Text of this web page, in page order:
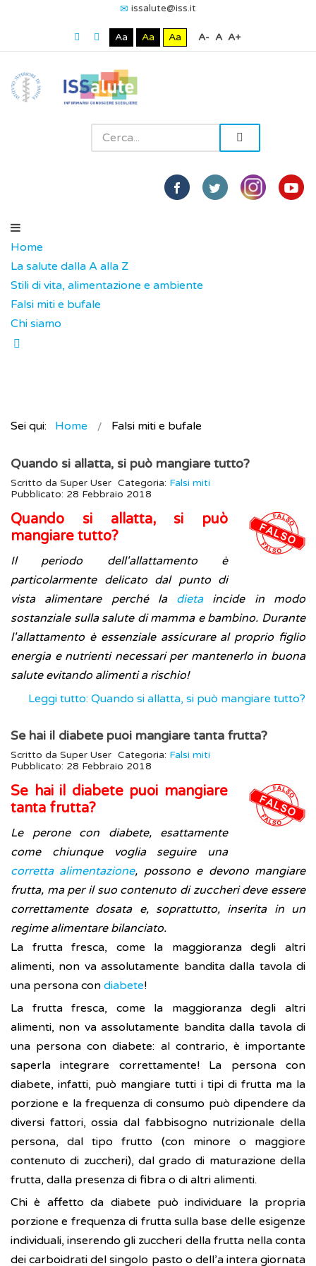
issalute@iss.it
Aa Aa Aa A- A A+
Home
La salute dalla A alla Z
Stili di vita, alimentazione e ambiente
Falsi miti e bufale
Chi siamo
Sei qui: Home Falsi miti e bufale
Quando si allatta, si può mangiare tutto?
Scritto da Super User Categoria: Falsi miti
Pubblicato: 28 Febbraio 2018
Quando si allatta, si può
mangiare tutto?
Il periodo dell'allattamento è
particolarmente delicato dal punto di
vista alimentare perché la dietaincide in modo
sostanziale sulla salute di mamma e bambino. Durante
l'allattamento è essenziale assicurare al proprio figlio
energia e nutrienti necessari per mantenerlo in buona
salute evitando alimenti a rischio!
Leggi tutto: Quando si allatta, si può mangiare tutto?
Se hai il diabete puoi mangiare tanta frutta?
Scritto da Super User Categoria: Falsi miti
Pubblicato: 28 Febbraio 2018
Se hai il diabete puoi mangiare
tanta frutta?
Le perone con diabete, esattamente
come chiunque voglia seguire una
corretta alimentazione, possono e devono mangiare
frutta, ma per il suo contenuto di zuccheri deve essere
correttamente dosata e, soprattutto, inserita in un
regime alimentare bilanciato.
La frutta fresca, come la maggioranza degli altri
alimenti, non va assolutamente bandita dalla tavola di
una persona con diabete!
La frutta fresca, come la maggioranza degli altri
alimenti, non va assolutamente bandita dalla tavola di
una persona con diabete: al contrario, è importante
saperla integrare correttamente! La persona con
diabete, infatti, può mangiare tutti i tipi di frutta ma la
porzione e la frequenza di consumo può dipendere da
diversi fattori, ossia dal fabbisogno nutrizionale della
persona, dal tipo frutto (con minore o maggiore
contenuto di zuccheri), dal grado di maturazione della
frutta, dalla presenza di fibra o di altri alimenti.
Chi è affetto da diabete può individuare la propria
porzione e frequenza di frutta sulla base delle esigenze
individuali, inserendo gli zuccheri della frutta nella conta
dei carboidrati del singolo pasto o dell’a intera giornata